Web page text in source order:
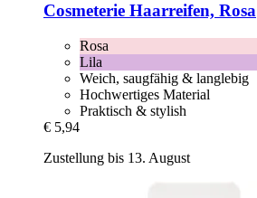
Cosmeterie Haarreifen, Rosa
Rosa
Lila
Weich, saugfähig & langlebig
Hochwertiges Material
Praktisch & stylish
€ 5,94
Zustellung bis 13. August